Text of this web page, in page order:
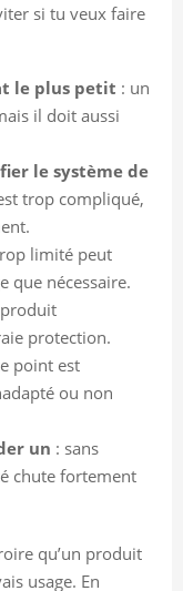
si tu veux faire
le plus petit : un
il doit aussi
le système de
trop compliqué,
limité peut
que nécessaire.
protection.
point est
ou non
un : sans
chute fortement
qu’un produit
usage. En